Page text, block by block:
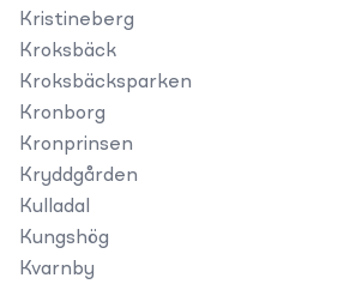
Kristineberg
Kroksbäck
Kroksbäcksparken
Kronborg
Kronprinsen
Kryddgården
Kulladal
Kungshög
Kvarnby